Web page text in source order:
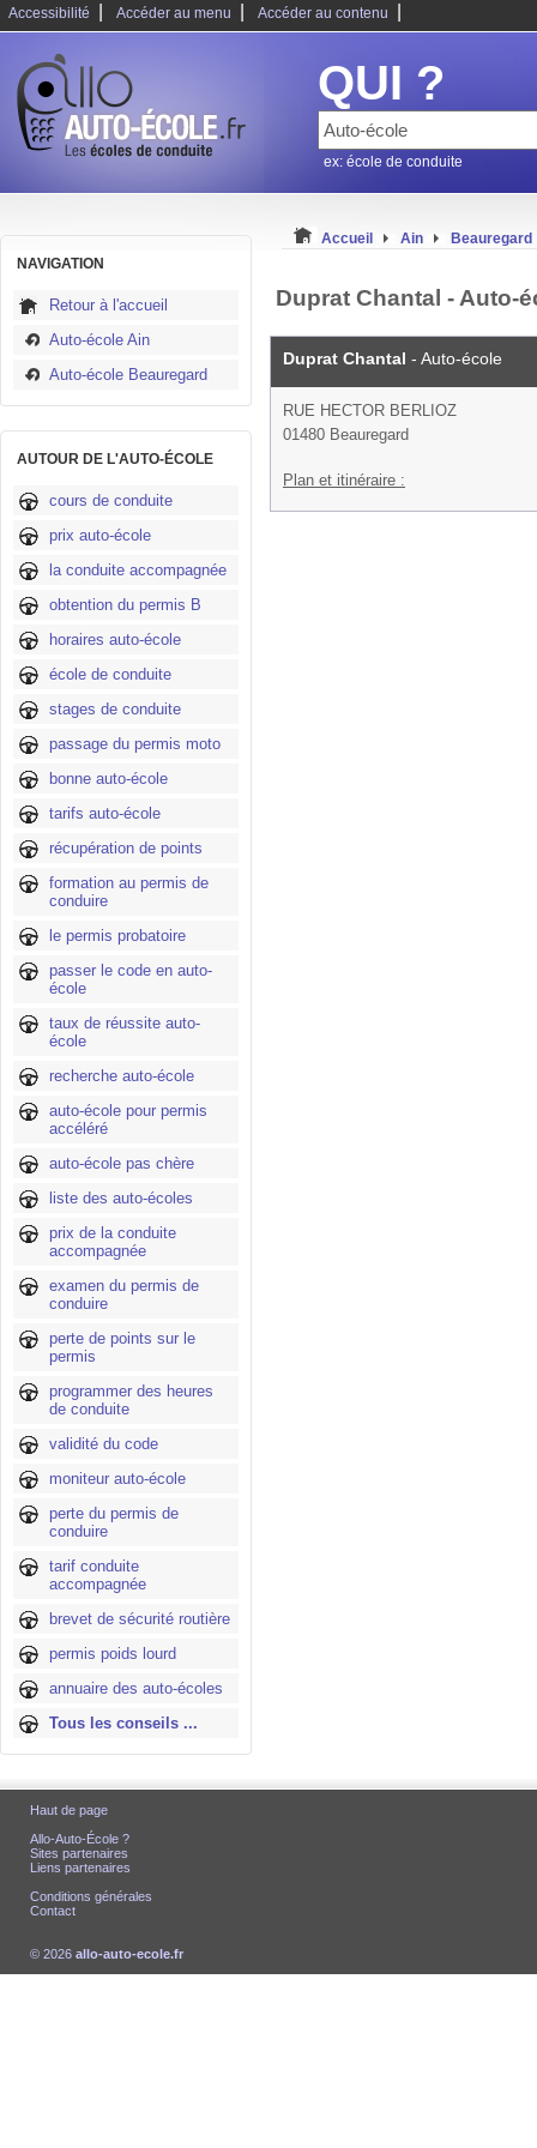
Accessibilité Accéder au menu Accéder au contenu
QUI ?
ex: école de conduite
NAVIGATION
Retour à l'accueil
Auto-école Ain
Auto-école Beauregard
AUTOUR DE L'AUTO-ÉCOLE
cours de conduite
prix auto-école
la conduite accompagnée
obtention du permis B
horaires auto-école
école de conduite
stages de conduite
passage du permis moto
bonne auto-école
tarifs auto-école
récupération de points
formation au permis de
conduire
le permis probatoire
passer le code en auto-
école
taux de réussite auto-
école
recherche auto-école
auto-école pour permis
accéléré
auto-école pas chère
liste des auto-écoles
prix de la conduite
accompagnée
examen du permis de
conduire
perte de points sur le
permis
programmer des heures
de conduite
validité du code
moniteur auto-école
perte du permis de
conduire
tarif conduite
accompagnée
brevet de sécurité routière
permis poids lourd
annuaire des auto-écoles
Tous les conseils ...
Accueil Ain Beauregard
Duprat Chantal - Auto-
Duprat Chantal - Auto-école
RUE HECTOR BERLIOZ
01480 Beauregard
Plan et itinéraire :
Haut de page
Allo-Auto-École ?
Sites partenaires
Liens partenaires
Conditions générales
Contact
© 2026 allo-auto-ecole.fr